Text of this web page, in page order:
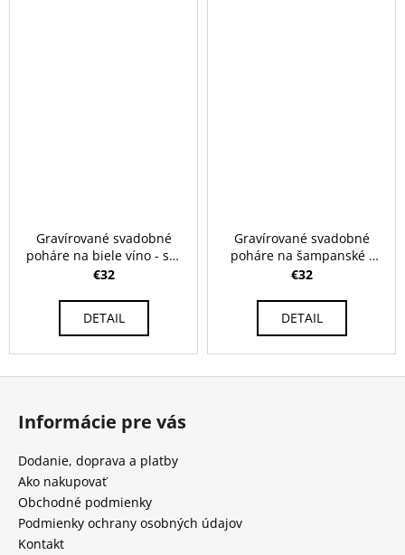
Gravírované svadobné
poháre na biele víno - set
2ks Ballet 520 ml
€32
DETAIL
Gravírované svadobné
poháre na šampanské -
set 2ks Ballet 310 ml
€32
DETAIL
Informácie pre vás
Dodanie, doprava a platby
Ako nakupovať
Obchodné podmienky
Podmienky ochrany osobných údajov
Kontakt